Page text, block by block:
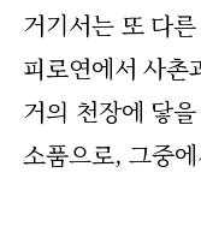
거기서는 또 다
피로연에서 사
거의 천장에 닿
소품으로, 그중